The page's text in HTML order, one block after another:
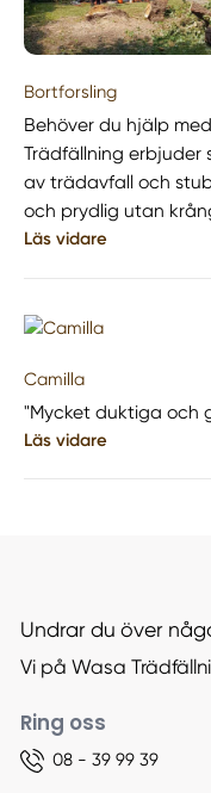
Bortforsling
Behöver du hjälp
Trädfällning erbjuder
av trädavfall och
och prydlig utan
Läs vidare
Camilla
"Mycket duktiga och
Läs vidare
Undrar du över
Vi på Wasa
Ring oss
08 - 39 99 39